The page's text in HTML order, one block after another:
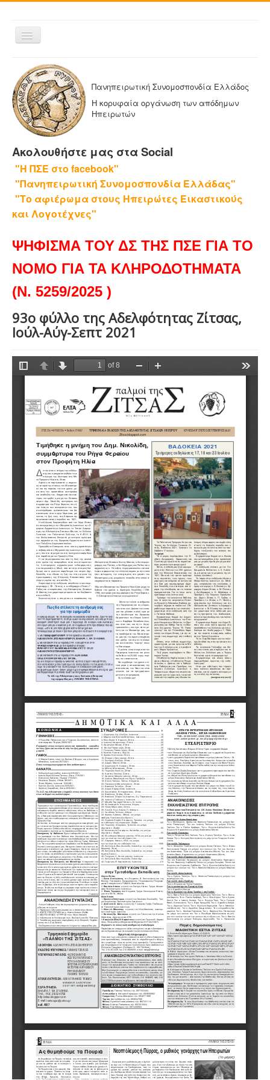
Εναλλαγή
πλοήγησης
ΑΡΧΙΚΗ
Η ΠΑΝΗΠΕΙΡΩΤΙΚΗ
ΔΕΛΤΙΑ ΤΥΠΟΥ
ΑΔΕΛΦΟΤΗΤΕΣ-ΟΜΟΣΠΟΝΔΙΕΣ
Η ΕΦΗΜΕΡΙΔΑ ΜΑΣ
ΕΦΗΜΕΡΙΔΕΣ ΑΔΕΛΦΟΤΗΤΩΝ
ΕΠΙΚΟΙΝΩΝΙΑ
Πανηπειρωτική Συνομοσπονδία Ελλάδος
Η κορυφαία οργάνωση των απόδημων
Ηπειρωτών
Ακολουθήστε μας στα Social
"Η ΠΣΕ στο facebook"
"Πανηπειρωτική Συνομοσπονδία Ελλάδας"
"Το αφιέρωμα στους Ηπειρώτες Εικαστικούς
και Λογοτέχνες"
ΨΗΦΙΣΜΑ ΤΟΥ ΔΣ ΤΗΣ ΠΣΕ ΓΙΑ ΤΟ
ΝΟΜΟ ΓΙΑ ΤΑ ΚΛΗΡΟΔΟΤΗΜΑΤΑ
(Ν. 5259/2025 )
93ο φύλλο της Αδελφότητας Ζίτσας,
Ιούλ-Αύγ-Σεπτ 2021